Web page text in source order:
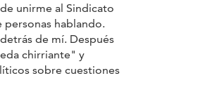
unirme al Sindicato
hablando.
de mí. Después
chirriante" y
sobre cuestiones